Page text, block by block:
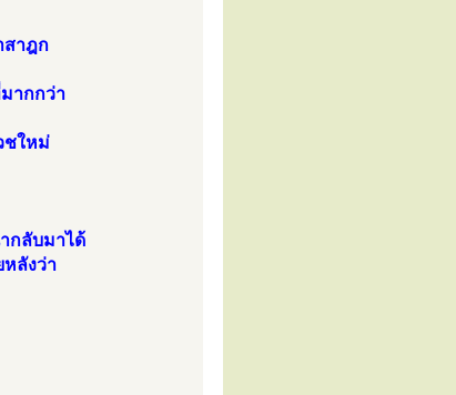
สาฎก
ากกว่า
ชใหม่
กลับมาได้
ลังว่า